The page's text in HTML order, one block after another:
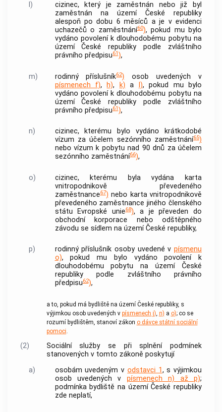
l)
cizinec, který je zaměstnán nebo již byl
zaměstnán na území České republiky
alespoň po dobu 6 měsíců a je v evidenci
uchazečů o zaměstnání60), pokud mu bylo
vydáno povolení k dlouhodobému pobytu na
území České republiky podle zvláštního
právního předpisu61),
m) rodinný příslušník62) osob uvedených v
písmenech f), h), k) a l), pokud mu bylo
vydáno povolení k dlouhodobému pobytu na
území České republiky podle zvláštního
právního předpisu61),
n)
cizinec, kterému bylo vydáno krátkodobé
vízum za účelem sezónního zaměstnání65)
nebo vízum k pobytu nad 90 dnů za účelem
sezónního zaměstnání66),
o)
cizinec, kterému byla vydána karta
vnitropodnikově převedeného
zaměstnance67) nebo karta vnitropodnikově
převedeného zaměstnance jiného členského
státu Evropské unie68), a je převeden do
obchodní korporace nebo odštěpného
závodu se sídlem na území České republiky,
p) rodinný příslušník osoby uvedené v písmenu
o), pokud mu bylo vydáno povolení k
dlouhodobému pobytu na území České
republiky podle zvláštního právního
předpisu62),
a to, pokud má bydliště na území České republiky, s
výjimkou osob uvedených v písmenech j), n) a o); co se
rozumí bydlištěm, stanoví zákon o dávce státní sociální
pomoci.
(2) Sociální služby se při splnění podmínek
stanovených v tomto zákoně poskytují
a)
osobám uvedeným v odstavci 1, s výjimkou
osob uvedených v písmenech n) až p);
podmínka bydliště na území České republiky
zde neplatí,